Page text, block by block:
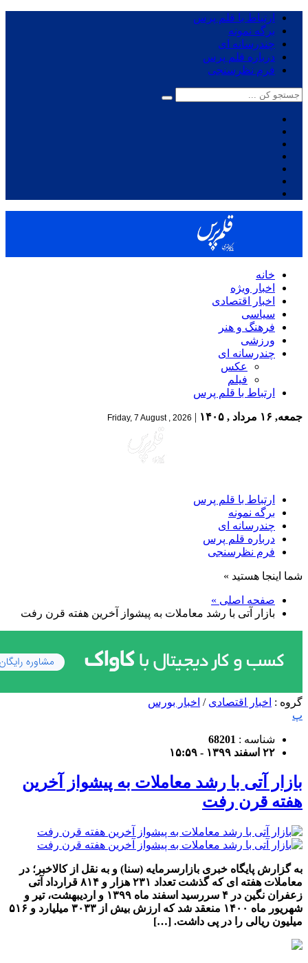
ارتباط با قلم پرس
برگه نمونه
چندرسانه ای
درباره قلم پرس
فرم نظرسنجی
خانه
اخبار ویژه
اخبار اقتصادی
سیاسی
فرهنگ و هنر
ورزشی
چندرسانه ای
عکس
فیلم
ارتباط با قلم پرس
جمعه, ۱۶ مرداد , ۱۴۰۵ |
Friday, 7 August , 2026
ارتباط با قلم پرس
برگه نمونه
چندرسانه ای
درباره قلم پرس
فرم نظرسنجی
شما اینجا هستید »
صفحه اصلی »
بازار آتی با رشد معاملات به پیشواز آخرین هفته قرن رفت
گروه : اخبار اقتصادی / اخبار بورس
پ
شناسه : 68201
۲۲ اسفند ۱۳۹۹ - ۱۵:۵۹
بازار آتی با رشد معاملات به پیشواز آخرین
هفته قرن رفت
به گزارش پایگاه خبری بازارسرمایه (سنا) و به نقل از کالاخبر؛ در
معاملات هفته ای که گذشت تعداد ۲۳۱ هزار و ۸۱۴ قرارداد آتی
زعفران نگین در ۴ سررسید اسفند ماه ۱۳۹۹ و اردیبهشت، تیر و
شهریور ماه ۱۴۰۰ منعقد شد که ارزش بیش از ۳۰۳۳ میلیارد و ۵۱۶
میلیون ریالی را در پی داشت. […]